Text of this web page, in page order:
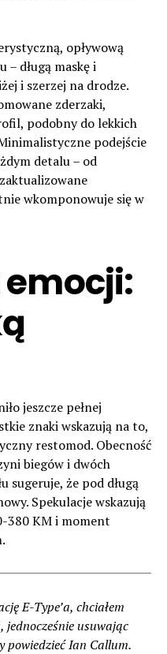
opływową
– długą maskę i
i szerzej na drodze.
zderzaki,
podobny do lekkich
podejście
detalu – od
wkomponowuje się w
jeszcze pełnej
znaki wskazują na to,
restomod. Obecność
biegów i dwóch
sugeruje, że pod długą
Spekulacje wskazują
380 KM i moment
E-Type’a, chciałem
jednocześnie usuwając
powiedzieć Ian Callum.